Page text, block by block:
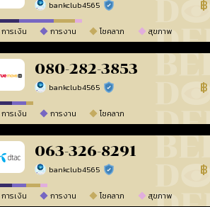
bankclub4565 ร้านยืนยันแล้ว ฿
การเงิน การงาน โชคลาภ สุขภาพ
080-282-3853
bankclub4565 ร้านยืนยันแล้ว ฿
การเงิน การงาน โชคลาภ
063-326-8291
bankclub4565 ร้านยืนยันแล้ว ฿
การเงิน การงาน โชคลาภ สุขภาพ